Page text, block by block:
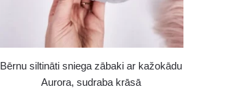
Bērnu siltināti sniega zābaki ar kažokādu
Aurora, sudraba krāsā